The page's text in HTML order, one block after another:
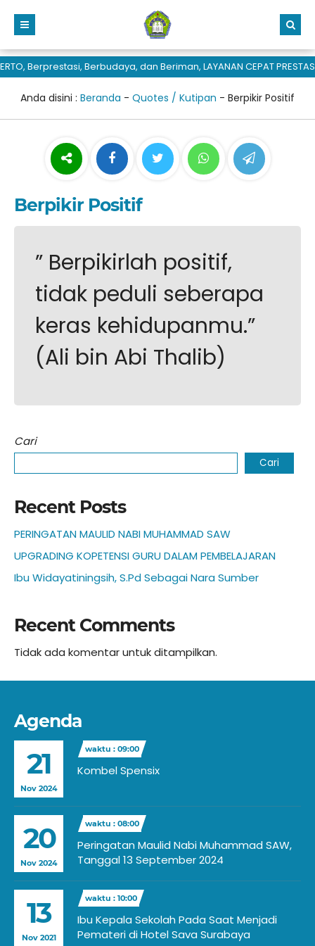
Berprestasi, Berbudaya, dan Beriman, LAYANAN CEPAT PRESTASI
Anda disini : Beranda - Quotes / Kutipan - Berpikir Positif
Berpikir Positif
” Berpikirlah positif,
tidak peduli seberapa
keras kehidupanmu.”
(Ali bin Abi Thalib)
Cari
Cari
Recent Posts
PERINGATAN MAULID NABI MUHAMMAD SAW
UPGRADING KOPETENSI GURU DALAM PEMBELAJARAN
Ibu Widayatiningsih, S.Pd Sebagai Nara Sumber
Recent Comments
Tidak ada komentar untuk ditampilkan.
Agenda
21
Nov 2024
waktu : 09:00
Kombel Spensix
20
Nov 2024
waktu : 08:00
Peringatan Maulid Nabi Muhammad SAW,
Tanggal 13 September 2024
13
Nov 2021
waktu : 10:00
Ibu Kepala Sekolah Pada Saat Menjadi
Pemateri di Hotel Sava Surabaya